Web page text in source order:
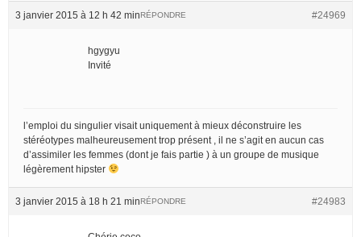
3 janvier 2015 à 12 h 42 min #24969
RÉPONDRE
hgygyu
Invité
l’emploi du singulier visait uniquement à mieux déconstruire les
stéréotypes malheureusement trop présent , il ne s’agit en aucun cas
d’assimiler les femmes (dont je fais partie ) à un groupe de musique
légèrement hipster
3 janvier 2015 à 18 h 21 min #24983
RÉPONDRE